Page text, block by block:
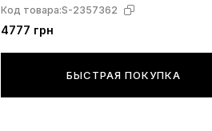
Код товара:S-2357362
4777 грн
БЫСТРАЯ ПОКУПКА